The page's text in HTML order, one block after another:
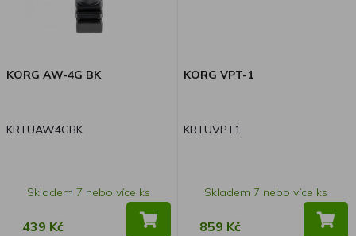
KORG AW-4G BK
KRTUAW4GBK
Skladem 7 nebo více ks
439 Kč
KORG VPT-1
KRTUVPT1
Skladem 7 nebo více ks
859 Kč